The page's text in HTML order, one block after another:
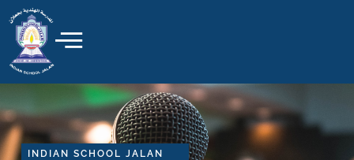
to
content
INDIAN SCHOOL JALAN